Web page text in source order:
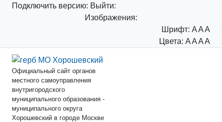
Подключить версию: Выйти:
Изображения:
Шрифт: AAA
Цвета: AAAA
Официальный сайт органов
местного самоуправления
внутригородского
муниципального образования -
муниципального округа
Хорошевский в городе Москве